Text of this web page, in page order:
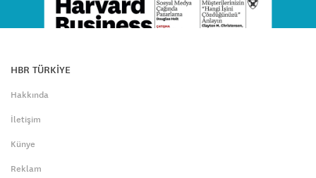
HBR TÜRKİYE
Hakkında
İletişim
Künye
Reklam